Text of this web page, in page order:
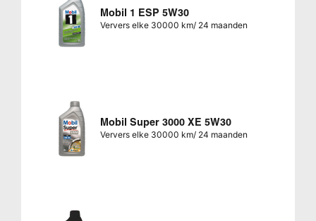
Mobil 1 ESP 5W30
Ververs elke 30000 km/ 24 maanden
Mobil Super 3000 XE 5W30
Ververs elke 30000 km/ 24 maanden